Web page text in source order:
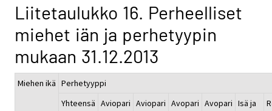
Liitetaulukko 16. Perheelliset
miehet iän ja perhetyypin
mukaan 31.12.2013
Miehen ikä Perhetyyppi
Yhteensä Aviopari Aviopari Avopari Avopari Isä ja